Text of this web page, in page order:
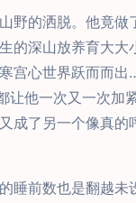
野的洒脱。他竟做
的深山放养育大大
宫心世界跃而而
让他一次又一次加
成了另一个像真
睡前数也是翻越未